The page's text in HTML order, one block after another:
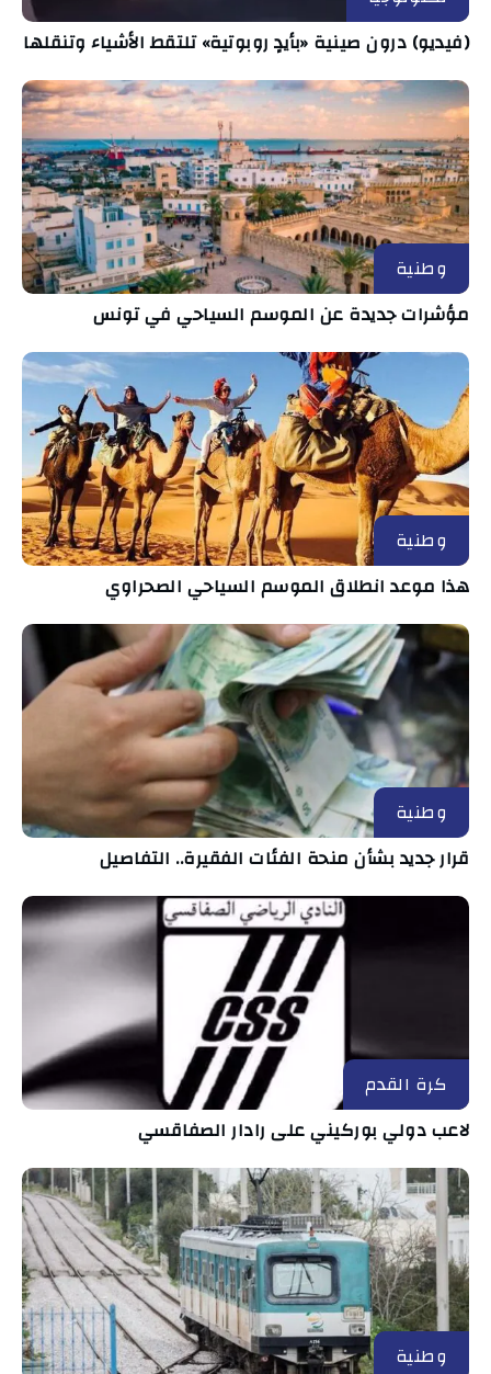
(فيديو) درون صينية «بأيدٍ روبوتية» تلتقط الأشياء وتنقلها
وطنية
مؤشرات جديدة عن الموسم السياحي في تونس
وطنية
هذا موعد انطلاق الموسم السياحي الصحراوي
وطنية
قرار جديد بشأن منحة الفئات الفقيرة.. التفاصيل
كرة القدم
لاعب دولي بوركيني على رادار الصفاقسي
وطنية